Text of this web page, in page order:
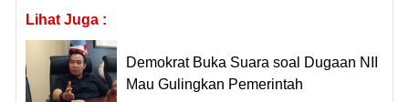
Lihat Juga :
Demokrat Buka Suara soal Dugaan NII
Mau Gulingkan Pemerintah